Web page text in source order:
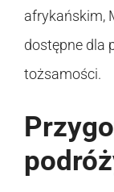
afrykańskim,
dostępne dla
tożsamości.